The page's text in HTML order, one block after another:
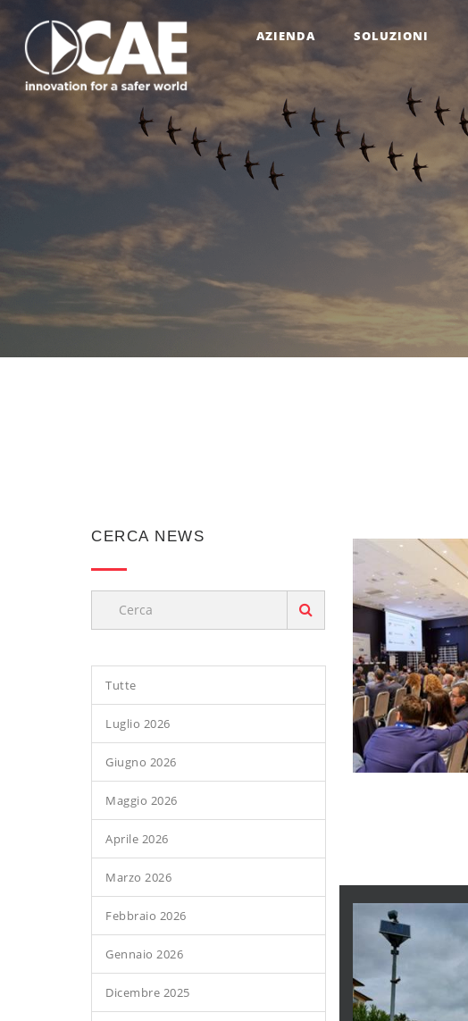
AZIENDA SOLUZIONI
CERCA NEWS
Tutte
Luglio 2026
Giugno 2026
Maggio 2026
Aprile 2026
Marzo 2026
Febbraio 2026
Gennaio 2026
Dicembre 2025